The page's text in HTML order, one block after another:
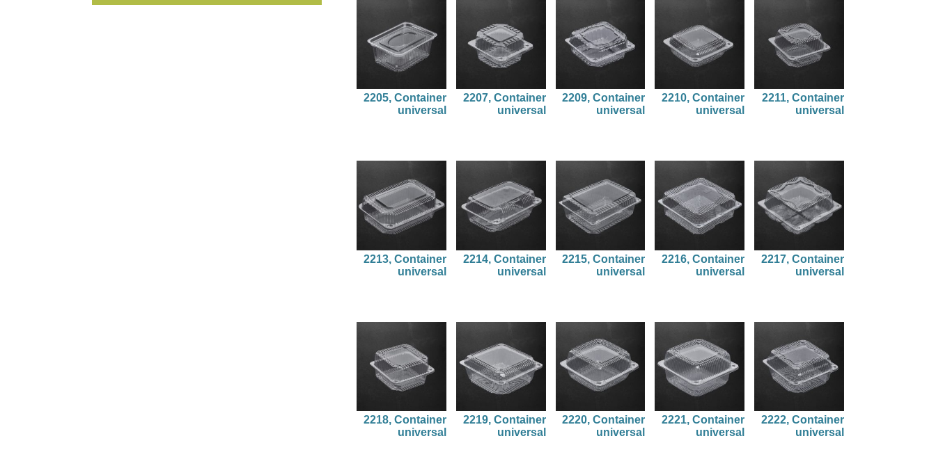
2205, Container
universal
2207, Container
universal
2209, Container
universal
2210, Container
universal
2211, Container
universal
2213, Container
universal
2214, Container
universal
2215, Container
universal
2216, Container
universal
2217, Container
universal
2218, Container
universal
2219, Container
universal
2220, Container
universal
2221, Container
universal
2222, Container
universal